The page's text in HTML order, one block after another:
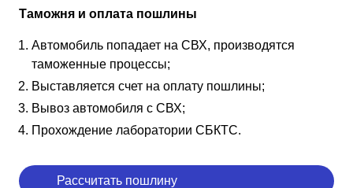
Таможня и оплата пошлины
Автомобиль попадает на СВХ, производятся
таможенные процессы;
Выставляется счет на оплату пошлины;
Вывоз автомобиля с СВХ;
Прохождение лаборатории СБКТС.
Рассчитать пошлину